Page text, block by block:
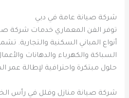
شركة صيانة عامة في دبي
توفر الفن المعماري خدمات شركة
أنواع المباني السكنية والتجارية.
السباكة والكهرباء والدهانات
حلول مبتكرة واحترافية لإطالة عمر
شركة صيانة منازل وفلل في رأس